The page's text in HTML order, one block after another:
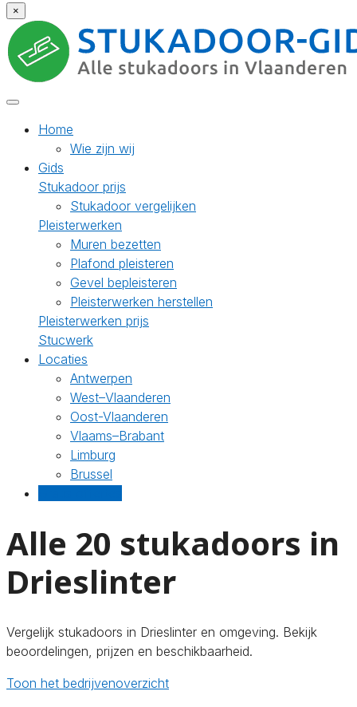
×
Home
Wie zijn wij
Gids
Stukadoor prijs
Stukadoor vergelijken
Pleisterwerken
Muren bezetten
Plafond pleisteren
Gevel bepleisteren
Pleisterwerken herstellen
Pleisterwerken prijs
Stucwerk
Locaties
Antwerpen
West–Vlaanderen
Oost-Vlaanderen
Vlaams–Brabant
Limburg
Brussel
Alle 20 stukadoors in
Drieslinter
Vergelijk stukadoors in Drieslinter en omgeving. Bekijk
beoordelingen, prijzen en beschikbaarheid.
Toon het bedrijvenoverzicht